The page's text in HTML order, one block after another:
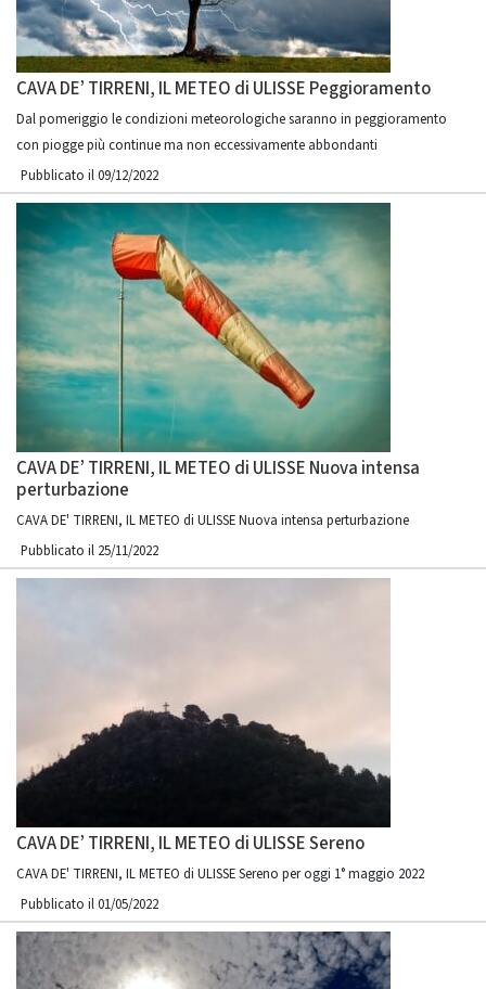
CAVA DE’ TIRRENI, IL METEO di ULISSE Peggioramento
Dal pomeriggio le condizioni meteorologiche saranno in peggioramento
con piogge più continue ma non eccessivamente abbondanti
Pubblicato il 09/12/2022
CAVA DE’ TIRRENI, IL METEO di ULISSE Nuova intensa
perturbazione
CAVA DE' TIRRENI, IL METEO di ULISSE Nuova intensa perturbazione
Pubblicato il 25/11/2022
CAVA DE’ TIRRENI, IL METEO di ULISSE Sereno
CAVA DE' TIRRENI, IL METEO di ULISSE Sereno per oggi 1° maggio 2022
Pubblicato il 01/05/2022